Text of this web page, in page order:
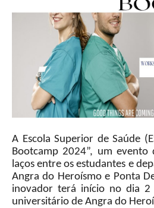
A Escola Superior de Saúde
Bootcamp 2024”, um
laços entre os estudantes e
Angra do Heroísmo e Ponta
inovador terá início no dia
universitário de Angra do